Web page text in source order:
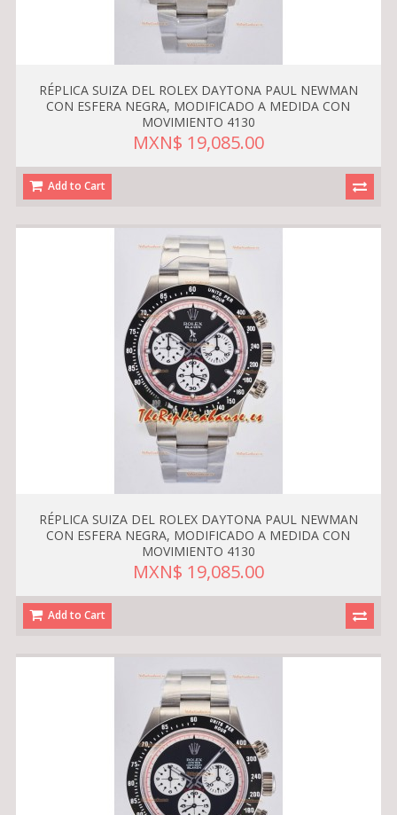
RÉPLICA SUIZA DEL ROLEX DAYTONA PAUL NEWMAN
CON ESFERA NEGRA, MODIFICADO A MEDIDA CON
MOVIMIENTO 4130
MXN$ 19,085.00
Add to Cart
RÉPLICA SUIZA DEL ROLEX DAYTONA PAUL NEWMAN
CON ESFERA NEGRA, MODIFICADO A MEDIDA CON
MOVIMIENTO 4130
MXN$ 19,085.00
Add to Cart